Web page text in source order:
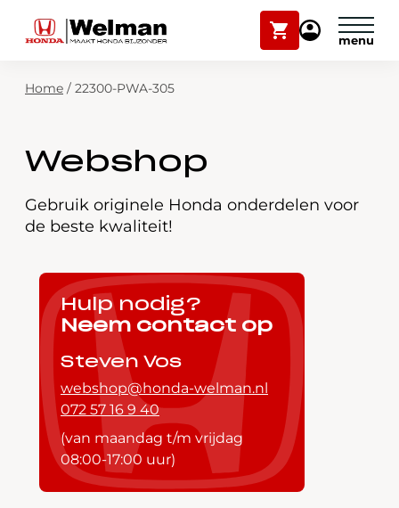
Winkelwagen
Mijn
Modellen
Over ons
Webshop
Contact
Zoekfunctie
Plan onderhoud
Mijn Honda Welman
Home / 22300-PWA-305
Webshop
Gebruik originele Honda onderdelen voor
de beste kwaliteit!
Hulp nodig?
Neem contact op
Steven Vos
webshop@honda-welman.nl
072 57 16 9 40
(van maandag t/m vrijdag
08:00-17:00 uur)